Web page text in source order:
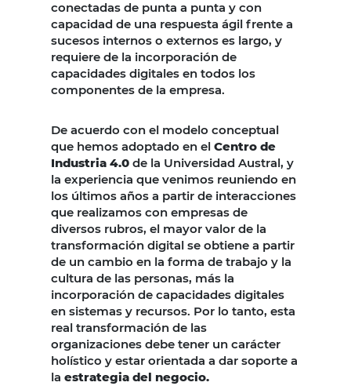
conectadas de punta a punta y con
capacidad de una respuesta ágil frente a
sucesos internos o externos es largo, y
requiere de la incorporación de
capacidades digitales en todos los
componentes de la empresa.
De acuerdo con el modelo conceptual
que hemos adoptado en el Centro de
Industria 4.0 de la Universidad Austral, y
la experiencia que venimos reuniendo en
los últimos años a partir de interacciones
que realizamos con empresas de
diversos rubros, el mayor valor de la
transformación digital se obtiene a partir
de un cambio en la forma de trabajo y la
cultura de las personas, más la
incorporación de capacidades digitales
en sistemas y recursos. Por lo tanto, esta
real transformación de las
organizaciones debe tener un carácter
holístico y estar orientada a dar soporte a
la estrategia del negocio.